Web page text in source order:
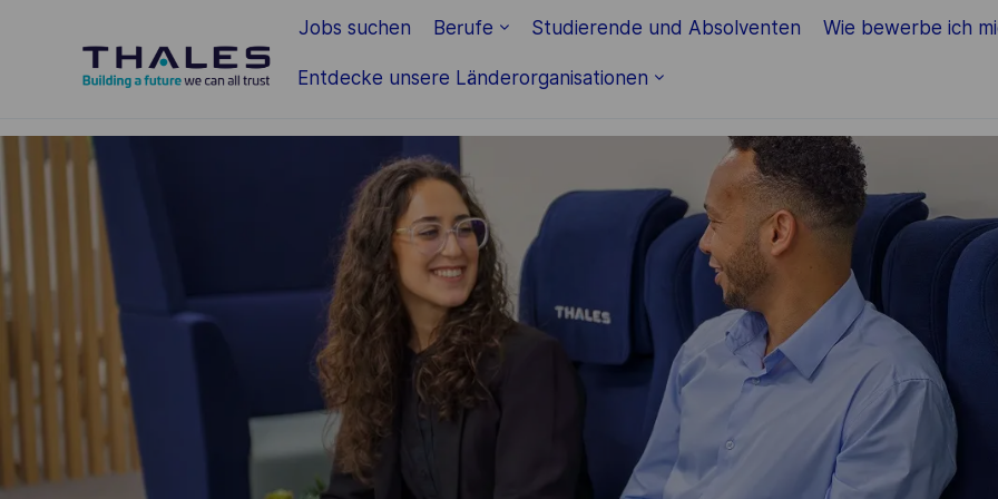
Jobs suchen Berufe Studierende und Absolventen Wie bewerbe ich
Entdecke unsere Länderorganisationen
-